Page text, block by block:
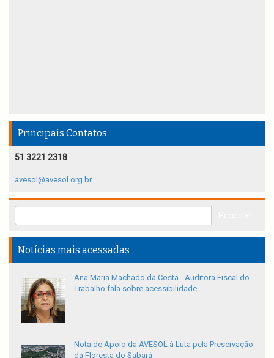
Principais Contatos
51 3221 2318
avesol@avesol.org.br
Notícias mais acessadas
Ana Maria Machado da Costa - Auditora Fiscal do
Trabalho fala sobre acessibilidade
Nota de Apoio da AVESOL à Luta pela Preservação
da Floresta do Sabará